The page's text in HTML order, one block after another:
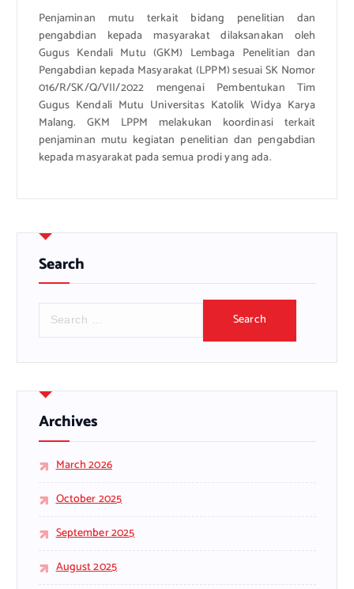
Penjaminan mutu terkait bidang penelitian dan
pengabdian kepada masyarakat dilaksanakan oleh
Gugus Kendali Mutu (GKM) Lembaga Penelitian dan
Pengabdian kepada Masyarakat (LPPM) sesuai SK Nomor
016/R/SK/Q/VII/2022 mengenai Pembentukan Tim
Gugus Kendali Mutu Universitas Katolik Widya Karya
Malang. GKM LPPM melakukan koordinasi terkait
penjaminan mutu kegiatan penelitian dan pengabdian
kepada masyarakat pada semua prodi yang ada.
Search
r
h
f
o
:
Archives
March 2026
October 2025
September 2025
August 2025